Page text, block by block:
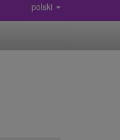
polski